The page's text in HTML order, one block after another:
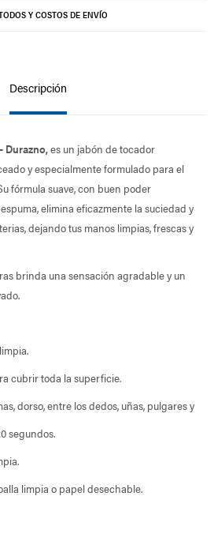
Y COSTOS DE ENVÍO
Descripción
Durazno,es un jabón de tocador
y especialmente formulado para el
fórmula suave, con buen poder
elimina eficazmente la suciedad y
dejando tus manos limpias, frescas y
brinda una sensación agradable y un
cubrir toda la superficie.
dorso, entre los dedos, uñas, pulgares y
segundos.
limpia o papel desechable.